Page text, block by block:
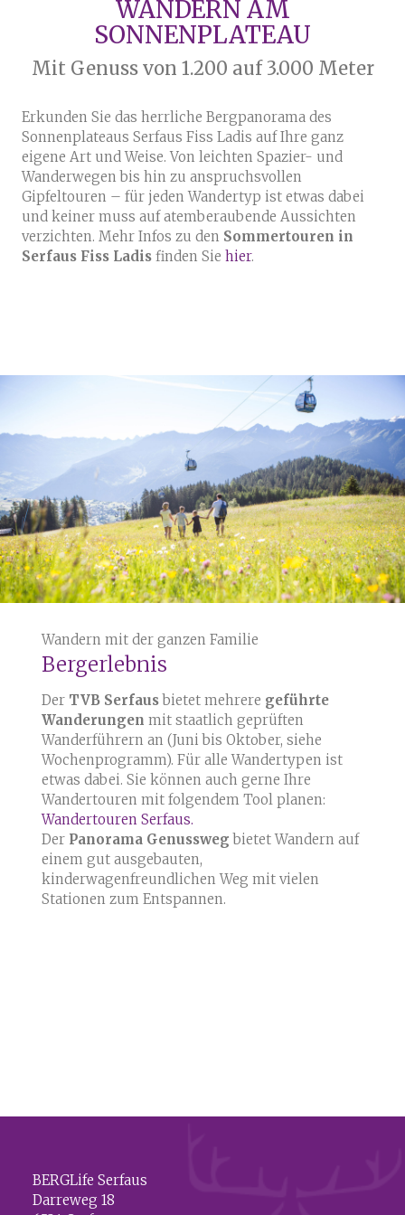
WANDERN AM
SONNENPLATEAU
Mit Genuss von 1.200 auf 3.000 Meter
Erkunden Sie das herrliche Bergpanorama des
Sonnenplateaus Serfaus Fiss Ladis auf Ihre ganz
eigene Art und Weise. Von leichten Spazier- und
Wanderwegen bis hin zu anspruchsvollen
Gipfeltouren – für jeden Wandertyp ist etwas dabei
und keiner muss auf atemberaubende Aussichten
verzichten. Mehr Infos zu den Sommertouren in
Serfaus Fiss Ladis finden Sie hier.
Wandern mit der ganzen Familie
Bergerlebnis
Der TVB Serfausbietet mehrere geführte
Wanderungen mit staatlich geprüften
Wanderführern an (Juni bis Oktober, siehe
Wochenprogramm). Für alle Wandertypen ist
etwas dabei. Sie können auch gerne Ihre
Wandertouren mit folgendem Tool planen:
Wandertouren Serfaus.
Der Panorama Genussweg bietet Wandern auf
einem gut ausgebauten,
kinderwagenfreundlichen Weg mit vielen
Stationen zum Entspannen.
BERGLife Serfaus
Darreweg 18